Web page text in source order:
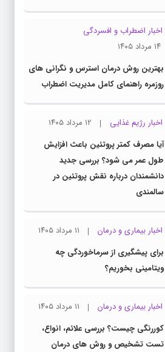
اخبار اضطراب و افسردگی
۱۴ مرداد ۱۴۰۵
بهترین روش درمان استرس و نگرانی های
روزمره راهنمای کامل مدیریت اضطراب
اخبار رژیم غذایی
۱۲ مرداد ۱۴۰۵
آیا مصرف کمتر پروتئین باعث افزایش
طول عمر می شود؟ بررسی جدید
دانشمندان درباره نقش پروتئین در
سالمندی
اخبار بیماری و درمان
۱۱ مرداد ۱۴۰۵
برای پیشگیری از سرماخوردگی چه
ویتامینی بخوریم؟
اخبار بیماری و درمان
۱۱ مرداد ۱۴۰۵
کوررنگی چیست؟ بررسی علائم، انواع،
تست تشخیص و روش های درمان